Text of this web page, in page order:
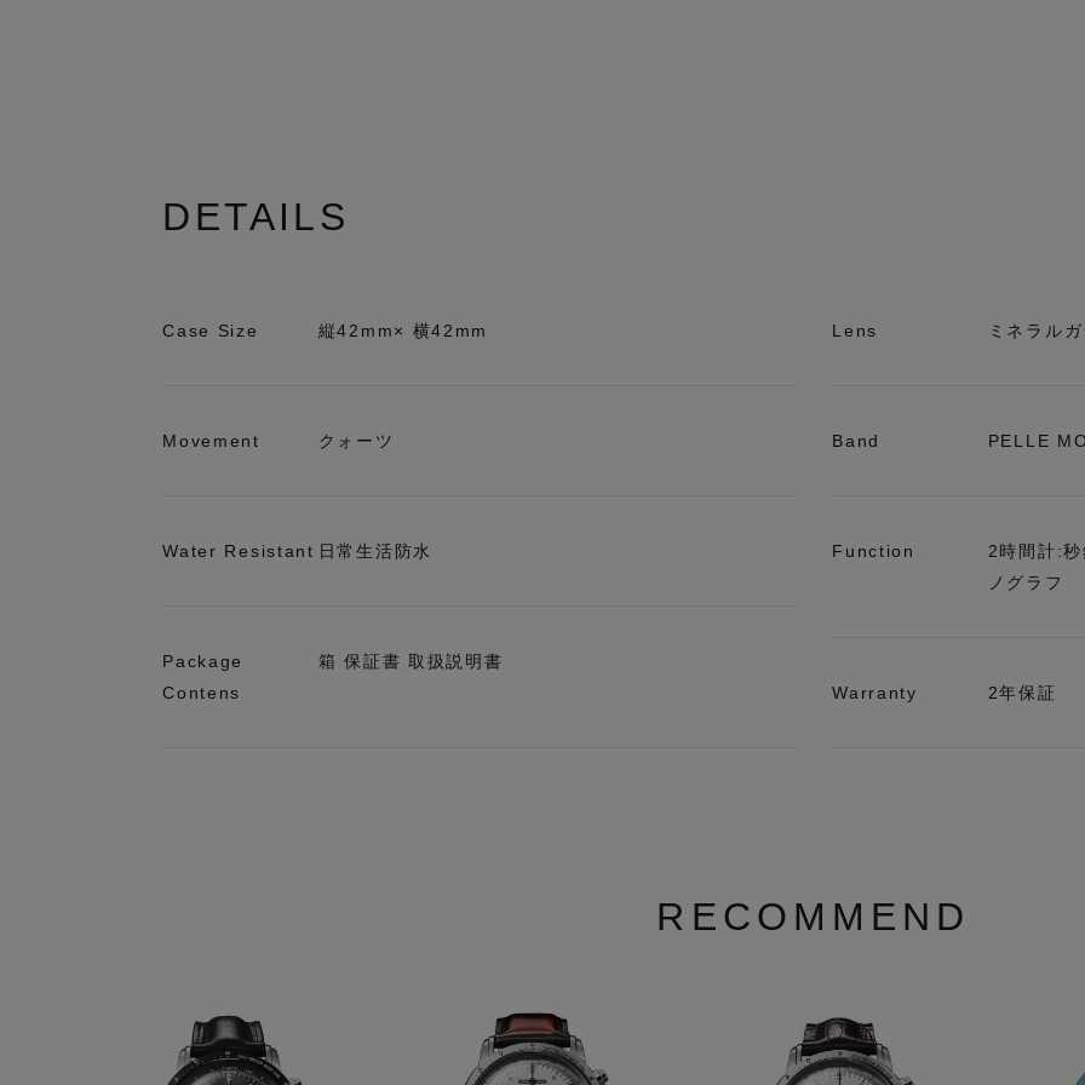
DETAILS
Case Size 縦42mm× 横42mm
Movement クォーツ
Water Resistant 日常生活防水
Package
Contens
箱 保証書 取扱説明書
Lens ミネラルガ
Band PELLE
Function
2時間計:
ノグラフ
Warranty 2年保証
RECOMMEND